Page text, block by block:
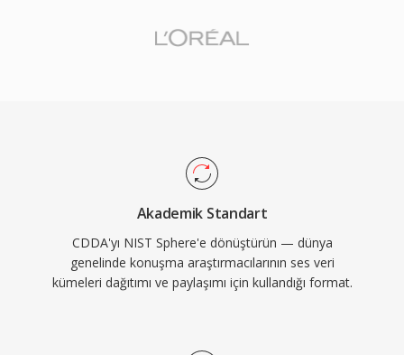
Akademik Standart
CDDA'yı NIST Sphere'e dönüştürün — dünya
genelinde konuşma araştırmacılarının ses veri
kümeleri dağıtımı ve paylaşımı için kullandığı format.